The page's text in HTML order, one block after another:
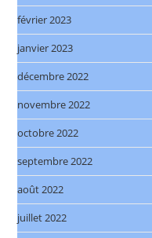
février 2023
janvier 2023
décembre 2022
novembre 2022
octobre 2022
septembre 2022
août 2022
juillet 2022